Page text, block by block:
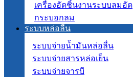
เครื่องอัดชิ้นงานระบบลมอัด
กระบอกลม
ระบบหล่อลื่น
ระบบจ่ายน้ำมันหล่อลื่น
ระบบจ่ายสารหล่อเย็น
ระบบจ่ายจารบี